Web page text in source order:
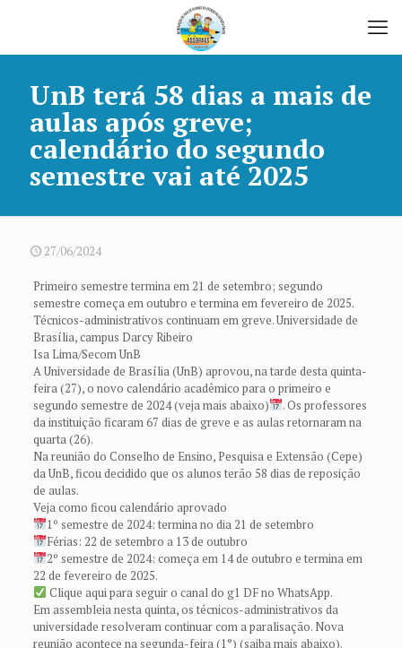
UnB terá 58 dias a mais de
aulas após greve;
calendário do segundo
semestre vai até 2025
27/06/2024
Primeiro semestre termina em 21 de setembro; segundo
semestre começa em outubro e termina em fevereiro de 2025.
Técnicos-administrativos continuam em greve. Universidade de
Brasília, campus Darcy Ribeiro
Isa Lima/Secom UnB
A Universidade de Brasília (UnB) aprovou, na tarde desta quinta-
feira (27), o novo calendário acadêmico para o primeiro e
segundo semestre de 2024 (veja mais abaixo)
. Os professores
da instituição ficaram 67 dias de greve e as aulas retornaram na
quarta (26).
Na reunião do Conselho de Ensino, Pesquisa e Extensão (Cepe)
da UnB, ficou decidido que os alunos terão 58 dias de reposição
de aulas.
Veja como ficou calendário aprovado
1º semestre de 2024: termina no dia 21 de setembro
Férias: 22 de setembro a 13 de outubro
2º semestre de 2024: começa em 14 de outubro e termina em
22 de fevereiro de 2025.
Clique aqui para seguir o canal do g1 DF no WhatsApp.
Em assembleia nesta quinta, os técnicos-administrativos da
universidade resolveram continuar com a paralisação. Nova
reunião acontece na segunda-feira (1°) (saiba mais abaixo).